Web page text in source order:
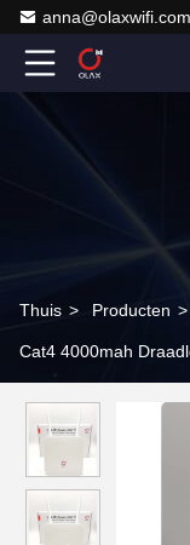
anna@olaxwifi.com
Thuis > Producten >
Cat4 4000mah